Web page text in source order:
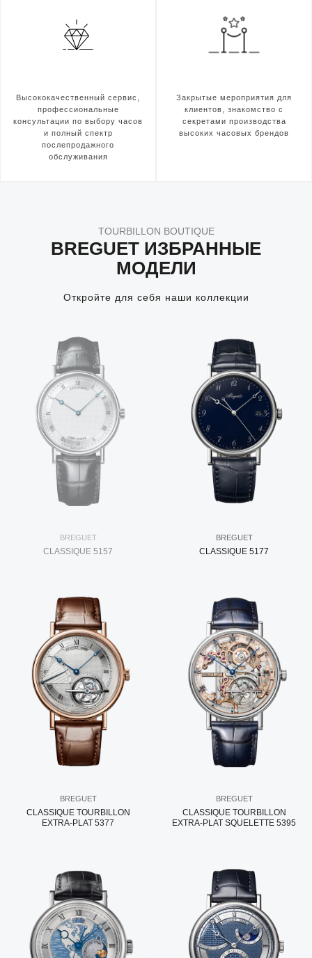
Высококачественный сервис,
профессиональные
консультации по выбору часов
и полный спектр
послепродажного
обслуживания
Закрытые мероприятия для
клиентов, знакомство с
секретами производства
высоких часовых брендов
TOURBILLON BOUTIQUE
BREGUET ИЗБРАННЫЕ
МОДЕЛИ
Откройте для себя наши коллекции
BREGUET
CLASSIQUE 5157
BREGUET
CLASSIQUE 5177
BREGUET
CLASSIQUE TOURBILLON
EXTRA-PLAT 5377
BREGUET
CLASSIQUE TOURBILLON
EXTRA-PLAT SQUELETTE 5395